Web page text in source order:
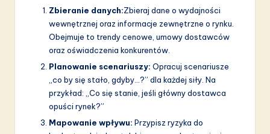
Zbieranie danych:Zbieraj dane o wydajności
wewnętrznej oraz informacje zewnętrzne o rynku.
Obejmuje to trendy cenowe, umowy dostawców
oraz oświadczenia konkurentów.
Planowanie scenariuszy: Opracuj scenariusze
„co by się stało, gdyby…?” dla każdej siły. Na
przykład: „Co się stanie, jeśli główny dostawca
opuści rynek?”
Mapowanie wpływu: Przypisz ryzyka do